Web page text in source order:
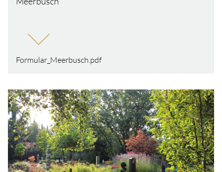
Formular_Meerbusch.pdf